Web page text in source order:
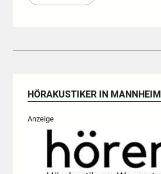
HÖRAKUSTIKER IN MANNHEIM
Anzeige